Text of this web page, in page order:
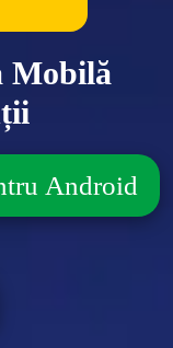
Mobilă
Android